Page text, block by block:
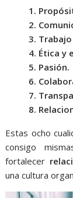
1.
2.
3.
4. Ética y
5. Pasión.
6.
7.
8.
Estas ocho
consigo
fortalecer
una cultura